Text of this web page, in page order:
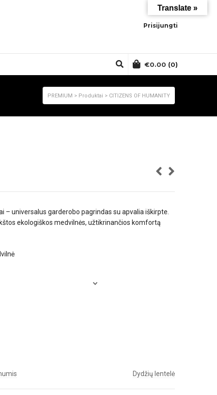
Prisijungti
€0.00 (0)
PREMIUM > Produktai > CITIZENS OF HUMANITY
– universalus garderobo pagrindas su apvalia iškirpte.
ekologiškos medvilnės, užtikrinančios komfortą
Dydžių lentelė
Translate »